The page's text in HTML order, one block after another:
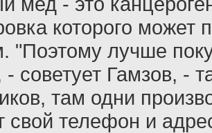
которого может
"Поэтому лучше
советует Гамзов, -
там одни
свой телефон и